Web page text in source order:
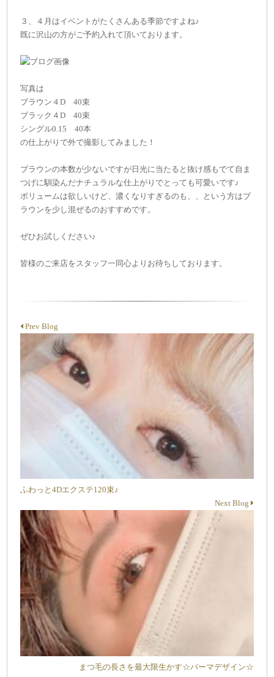
３、４月はイベントがたくさんある季節ですよね♪
既に沢山の方がご予約入れて頂いております。
写真は
ブラウン４D 40束
ブラック４D 40束
シングル0.15 40本
の仕上がりで外で撮影してみました！
ブラウンの本数が少ないですが日光に当たると抜け感もでて自ま
つげに馴染んだナチュラルな仕上がりでとっても可愛いです♪
ボリュームは欲しいけど、濃くなりすぎるのも、、という方はブ
ラウンを少し混ぜるのおすすめです。
ぜひお試しください♪
皆様のご来店をスタッフ一同心よりお待ちしております。
Prev Blog
ふわっと4Dエクステ120束♪
Next Blog
まつ毛の長さを最大限生かす☆パーマデザイン☆